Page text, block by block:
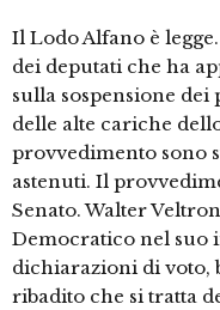
Il Lodo Alfano è
dei deputati che ha
sulla sospensione
delle alte cariche
provvedimento sono
astenuti. Il
Senato. Walter
Democratico nel suo
dichiarazioni di voto,
ribadito che si tratta